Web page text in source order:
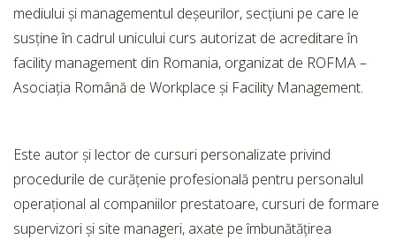
mediului și managementul deșeurilor, secțiuni pe care le
susține în cadrul unicului curs autorizat de acreditare în
facility management din Romania, organizat de ROFMA –
Asociația Română de Workplace și Facility Management.
Este autor și lector de cursuri personalizate privind
procedurile de curățenie profesională pentru personalul
operațional al companiilor prestatoare, cursuri de formare
supervizori și site manageri, axate pe îmbunătățirea